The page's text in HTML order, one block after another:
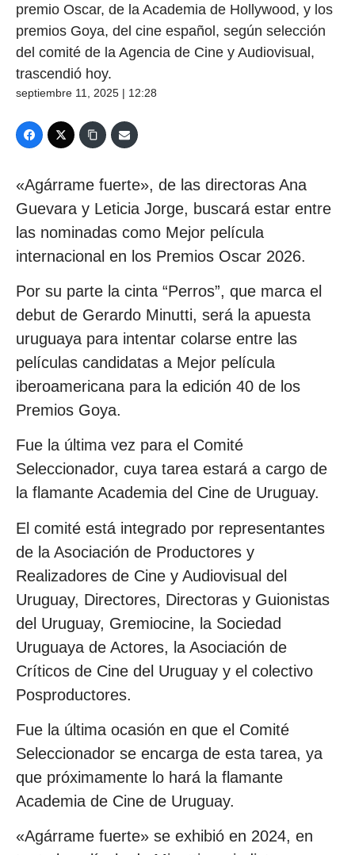
premio Oscar, de la Academia de Hollywood, y los
premios Goya, del cine español, según selección
del comité de la Agencia de Cine y Audiovisual,
trascendió hoy.
septiembre 11, 2025 | 12:28
«Agárrame fuerte», de las directoras Ana
Guevara y Leticia Jorge, buscará estar entre
las nominadas como Mejor película
internacional en los Premios Oscar 2026.
Por su parte la cinta “Perros”, que marca el
debut de Gerardo Minutti, será la apuesta
uruguaya para intentar colarse entre las
películas candidatas a Mejor película
iberoamericana para la edición 40 de los
Premios Goya.
Fue la última vez para el Comité
Seleccionador, cuya tarea estará a cargo de
la flamante Academia del Cine de Uruguay.
El comité está integrado por representantes
de la Asociación de Productores y
Realizadores de Cine y Audiovisual del
Uruguay, Directores, Directoras y Guionistas
del Uruguay, Gremiocine, la Sociedad
Uruguaya de Actores, la Asociación de
Críticos de Cine del Uruguay y el colectivo
Posproductores.
Fue la última ocasión en que el Comité
Seleccionador se encarga de esta tarea, ya
que próximamente lo hará la flamante
Academia de Cine de Uruguay.
«Agárrame fuerte» se exhibió en 2024, en